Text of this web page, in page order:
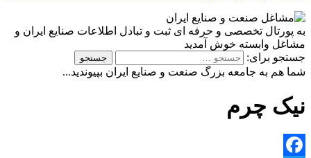
به پورتال تخصصی و حرفه ای ثبت و تبادل اطلاعات صنایع ایران و
مشاغل وابسته خوش آمدید
جستجو برای:
شما هم به جامعه بزرگ صنعت و صنایع ایران بپیوندید...
نیک چرم